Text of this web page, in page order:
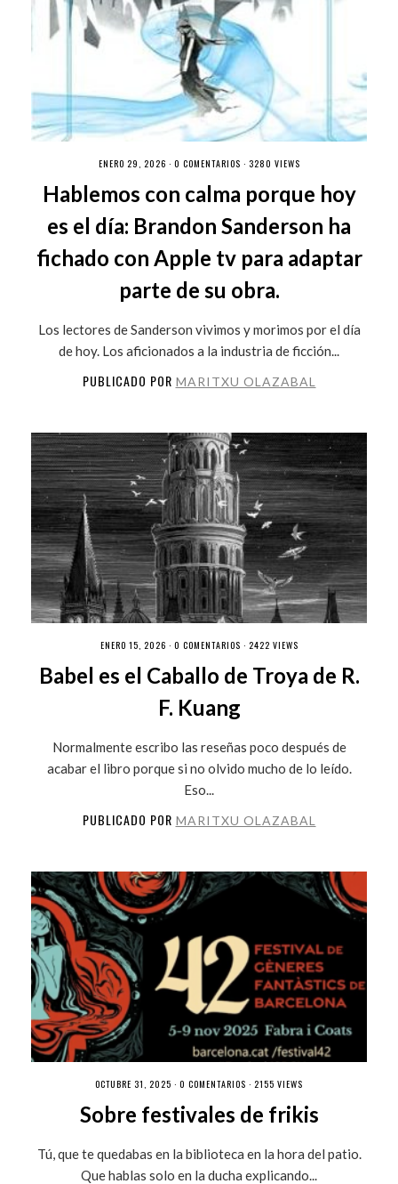
ENERO 29, 2026 · 0 COMENTARIOS · 3280 VIEWS
Hablemos con calma porque hoy
es el día: Brandon Sanderson ha
fichado con Apple tv para adaptar
parte de su obra.
Los lectores de Sanderson vivimos y morimos por el día
de hoy. Los aficionados a la industria de ficción...
PUBLICADO POR MARITXU OLAZABAL
ENERO 15, 2026 · 0 COMENTARIOS · 2422 VIEWS
Babel es el Caballo de Troya de R.
F. Kuang
Normalmente escribo las reseñas poco después de
acabar el libro porque si no olvido mucho de lo leído.
Eso...
PUBLICADO POR MARITXU OLAZABAL
OCTUBRE 31, 2025 · 0 COMENTARIOS · 2155 VIEWS
Sobre festivales de frikis
Tú, que te quedabas en la biblioteca en la hora del patio.
Que hablas solo en la ducha explicando...